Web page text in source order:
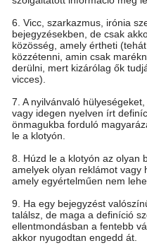
6. Vicc, szarkazmus, irónia
bejegyzésekben, de csak
közösség, amely értheti
közzétenni, amin csak
derülni, mert kizárólag ők
vicces).
7. A nyilvánvaló
vagy idegen nyelven írt
önmagukba forduló
le a klotyón.
8. Húzd le a klotyón az olyan
amelyek olyan reklámot vagy
amely egyértelműen nem
9. Ha egy bejegyzést
találsz, de maga a definíció
ellentmondásban a fentebb
akkor nyugodtan engedd át.